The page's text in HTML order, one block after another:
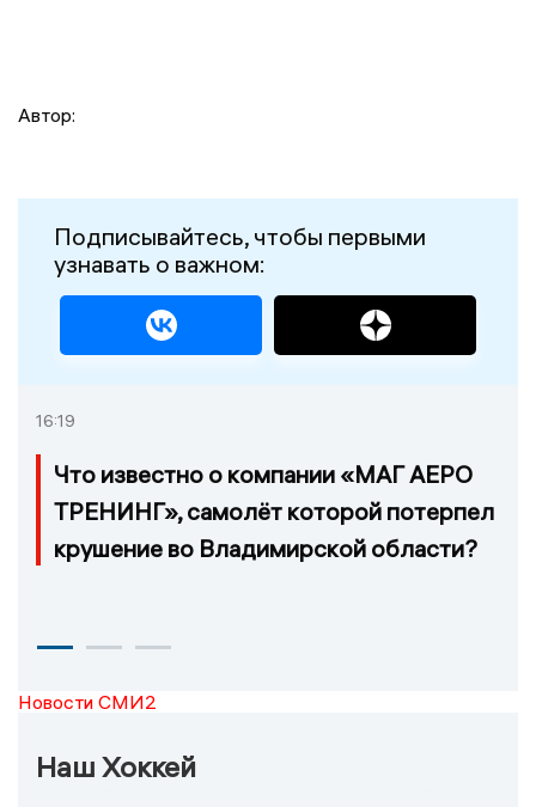
Автор:
Подписывайтесь, чтобы первыми
узнавать о важном:
16:19
Что известно о компании «МАГ АЕРО
ТРЕНИНГ», самолёт которой потерпел
крушение во Владимирской области?
Новости СМИ2
Наш Хоккей